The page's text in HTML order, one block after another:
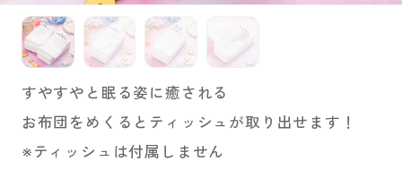
すやすやと眠る姿に癒される
お布団をめくるとティッシュが取り出せます！
※ティッシュは付属しません